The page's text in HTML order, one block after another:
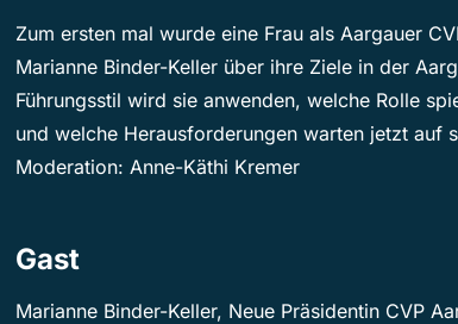
Zum ersten mal wurde eine Frau als Aargauer
Marianne Binder-Keller über ihre Ziele in der
Führungsstil wird sie anwenden, welche Rolle
und welche Herausforderungen warten jetzt auf
Moderation: Anne-Käthi Kremer
Gast
Marianne Binder-Keller, Neue Präsidentin CVP